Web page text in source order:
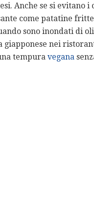
Anche se si evitano
come patatine
sono inondati di
giapponese nei
tempura vegana